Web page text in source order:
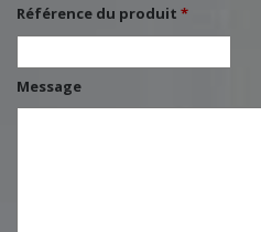
Référence du produit *
Message